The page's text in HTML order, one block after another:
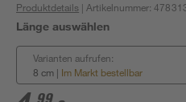
Produktdetails | Artikelnummer:
Länge auswählen
Varianten aufrufen:
8 cm | Im Markt bestellbar